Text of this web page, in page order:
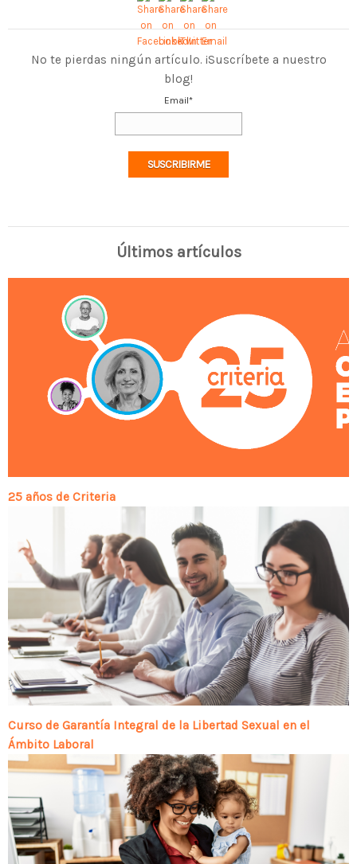
No te pierdas ningún artículo. ¡Suscríbete a nuestro
blog!
Email*
Últimos artículos
25 años de Criteria
Curso de Garantía Integral de la Libertad Sexual en el
Ámbito Laboral